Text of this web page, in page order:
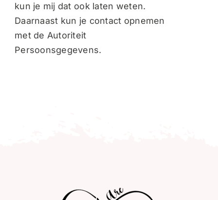
kun je mij dat ook laten weten.
Daarnaast kun je contact opnemen
met de Autoriteit
Persoonsgegevens.